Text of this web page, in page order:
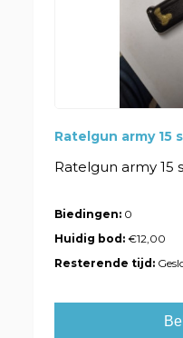
Ratelgun army 15
Ratelgun army 15
Biedingen: 0
Huidig bod:€12,00
Resterende tijd: